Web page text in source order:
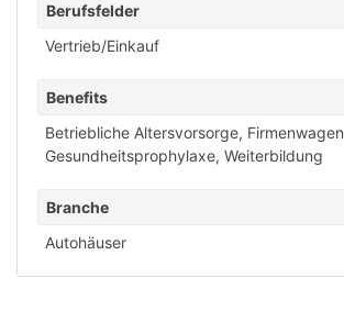
Berufsfelder
Vertrieb/Einkauf
Benefits
Betriebliche Altersvorsorge, Firmenwagen
Gesundheitsprophylaxe, Weiterbildung
Branche
Autohäuser